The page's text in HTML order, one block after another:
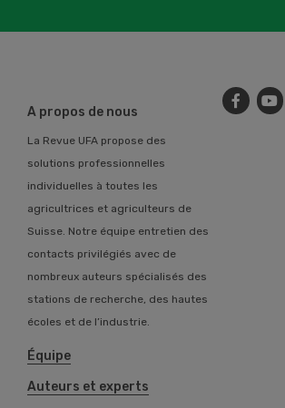
A propos de nous
La Revue UFA propose des
solutions professionnelles
individuelles à toutes les
agricultrices et agriculteurs de
Suisse. Notre équipe entretien des
contacts privilégiés avec de
nombreux auteurs spécialisés des
stations de recherche, des hautes
écoles et de l’industrie.
Équipe
Auteurs et experts